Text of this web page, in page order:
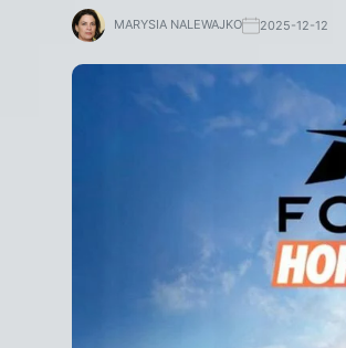
MARYSIA NALEWAJKO 2025-12-12